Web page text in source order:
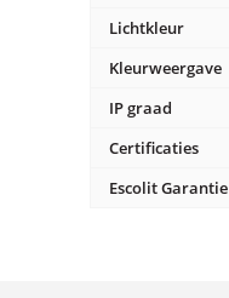
Lichtkleur
Kleurweergave
IP graad
Certificaties
Escolit Garantie